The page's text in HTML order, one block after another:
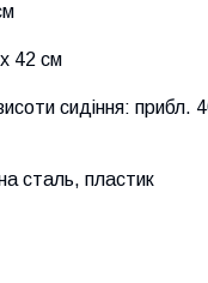
42 см
сидіння: прибл.
сталь, пластик